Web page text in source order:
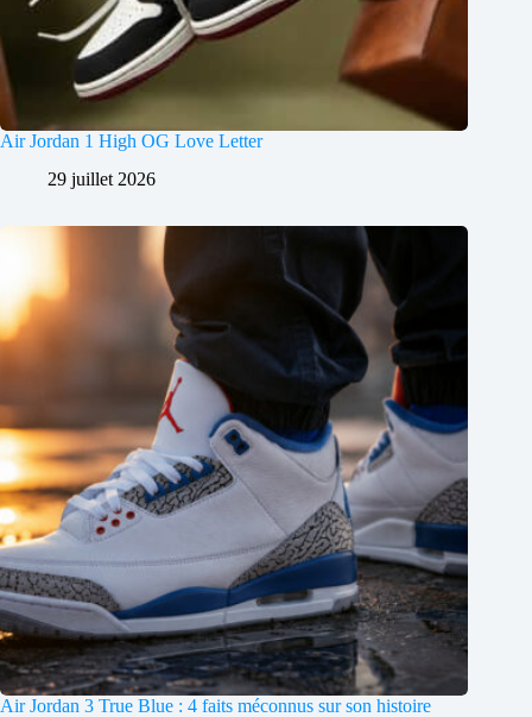
Air Jordan 1 High OG Love Letter
29 juillet 2026
Air Jordan 3 True Blue : 4 faits méconnus sur son histoire